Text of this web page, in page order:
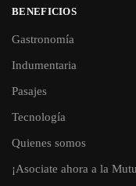
BENEFICIOS
Gastronomía
Indumentaria
Pasajes
Tecnología
Quienes somos
¡Asociate ahora a la